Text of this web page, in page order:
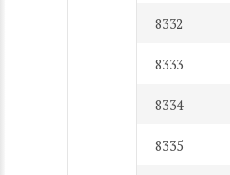
8332
8333
8334
8335